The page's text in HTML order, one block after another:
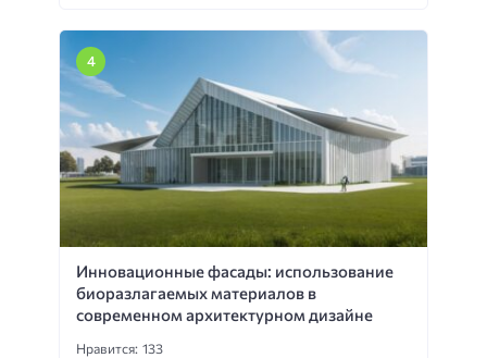
Инновационные фасады: использование
биоразлагаемых материалов в
современном архитектурном дизайне
Нравится: 133